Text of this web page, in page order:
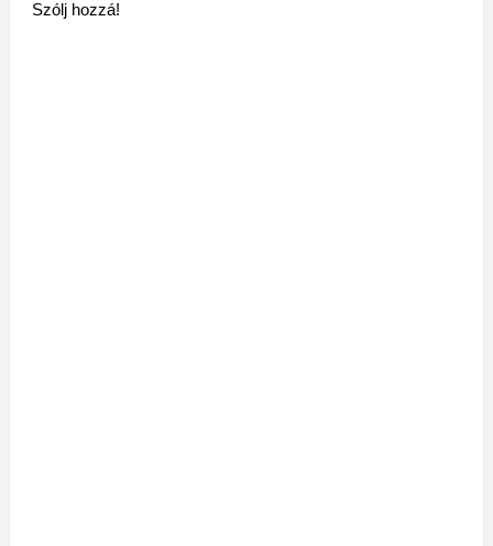
Szólj hozzá!